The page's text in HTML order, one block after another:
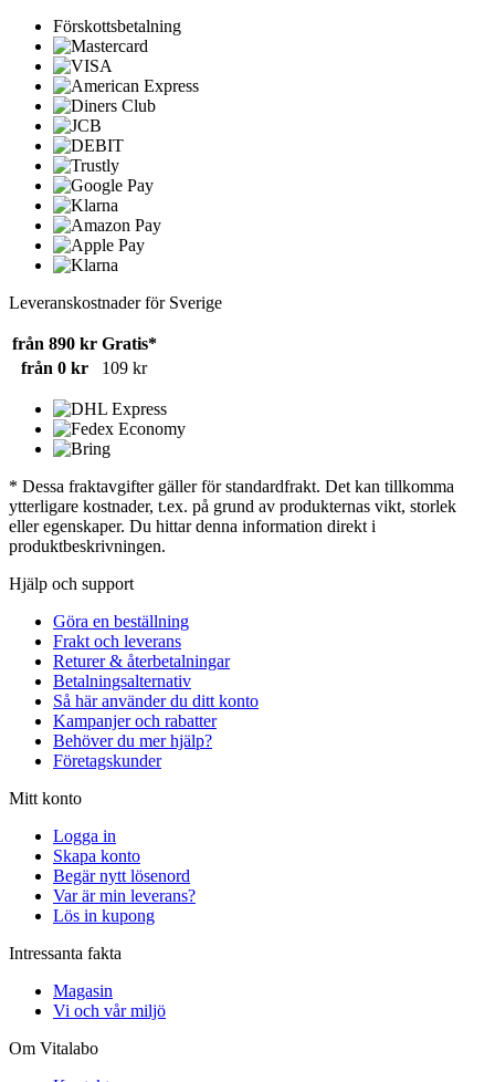
Förskottsbetalning
Leveranskostnader för Sverige
från 890 kr Gratis*
från 0 kr
109 kr
* Dessa fraktavgifter gäller för standardfrakt. Det kan tillkomma
ytterligare kostnader, t.ex. på grund av produkternas vikt, storlek
eller egenskaper. Du hittar denna information direkt i
produktbeskrivningen.
Hjälp och support
Göra en beställning
Frakt och leverans
Returer & återbetalningar
Betalningsalternativ
Så här använder du ditt konto
Kampanjer och rabatter
Behöver du mer hjälp?
Företagskunder
Mitt konto
Logga in
Skapa konto
Begär nytt lösenord
Var är min leverans?
Lös in kupong
Intressanta fakta
Magasin
Vi och vår miljö
Om Vitalabo